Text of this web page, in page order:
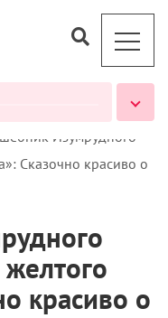
Изумрудного
Сказочно красиво о
красиво о